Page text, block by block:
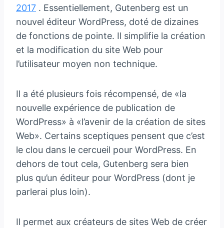
2017 . Essentiellement, Gutenberg est un
nouvel éditeur WordPress, doté de dizaines
de fonctions de pointe. Il simplifie la création
et la modification du site Web pour
l’utilisateur moyen non technique.
Il a été plusieurs fois récompensé, de «la
nouvelle expérience de publication de
WordPress» à «l’avenir de la création de sites
Web». Certains sceptiques pensent que c’est
le clou dans le cercueil pour WordPress. En
dehors de tout cela, Gutenberg sera bien
plus qu’un éditeur pour WordPress (dont je
parlerai plus loin).
Il permet aux créateurs de sites Web de créer